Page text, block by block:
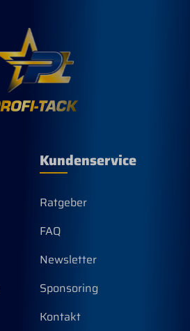
Kundenservice
Ratgeber
FAQ
Newsletter
Sponsoring
Kontakt